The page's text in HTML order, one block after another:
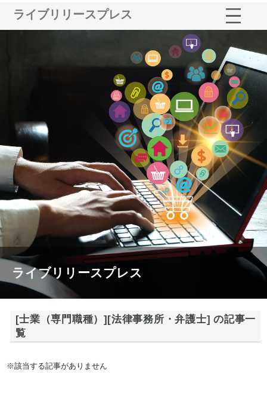
ライブリリースプレス
ライブリリースプレス
[士業（専門職種）][法律事務所・弁護士] の記事一
覧
※該当する記事がありません